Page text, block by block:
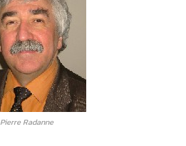
Pierre Radanne